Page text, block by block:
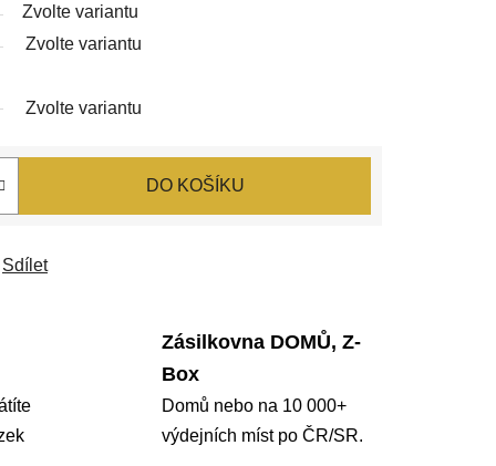
Zvolte variantu
Zvolte variantu
Zvolte variantu
DO KOŠÍKU
Sdílet
Zásilkovna DOMŮ, Z-
Box
Domů nebo na 10 000+
výdejních míst po ČR/SR.